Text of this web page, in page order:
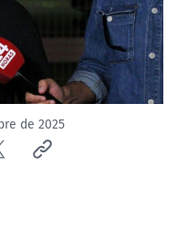
de 2025